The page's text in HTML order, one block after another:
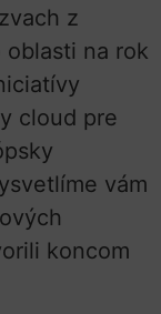
z
na rok
cloud pre
vám
koncom